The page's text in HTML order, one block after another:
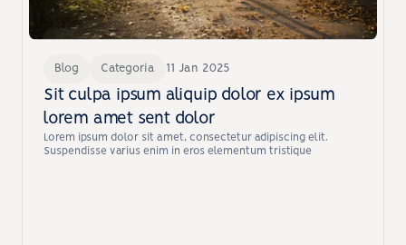
Blog Categoria 11 Jan 2025
Sit culpa ipsum aliquip dolor ex ipsum
lorem amet sent dolor
Lorem ipsum dolor sit amet, consectetur adipiscing elit.
Suspendisse varius enim in eros elementum tristique